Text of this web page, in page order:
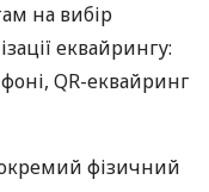
на вибір
еквайрингу:
QR-еквайринг
фізичний